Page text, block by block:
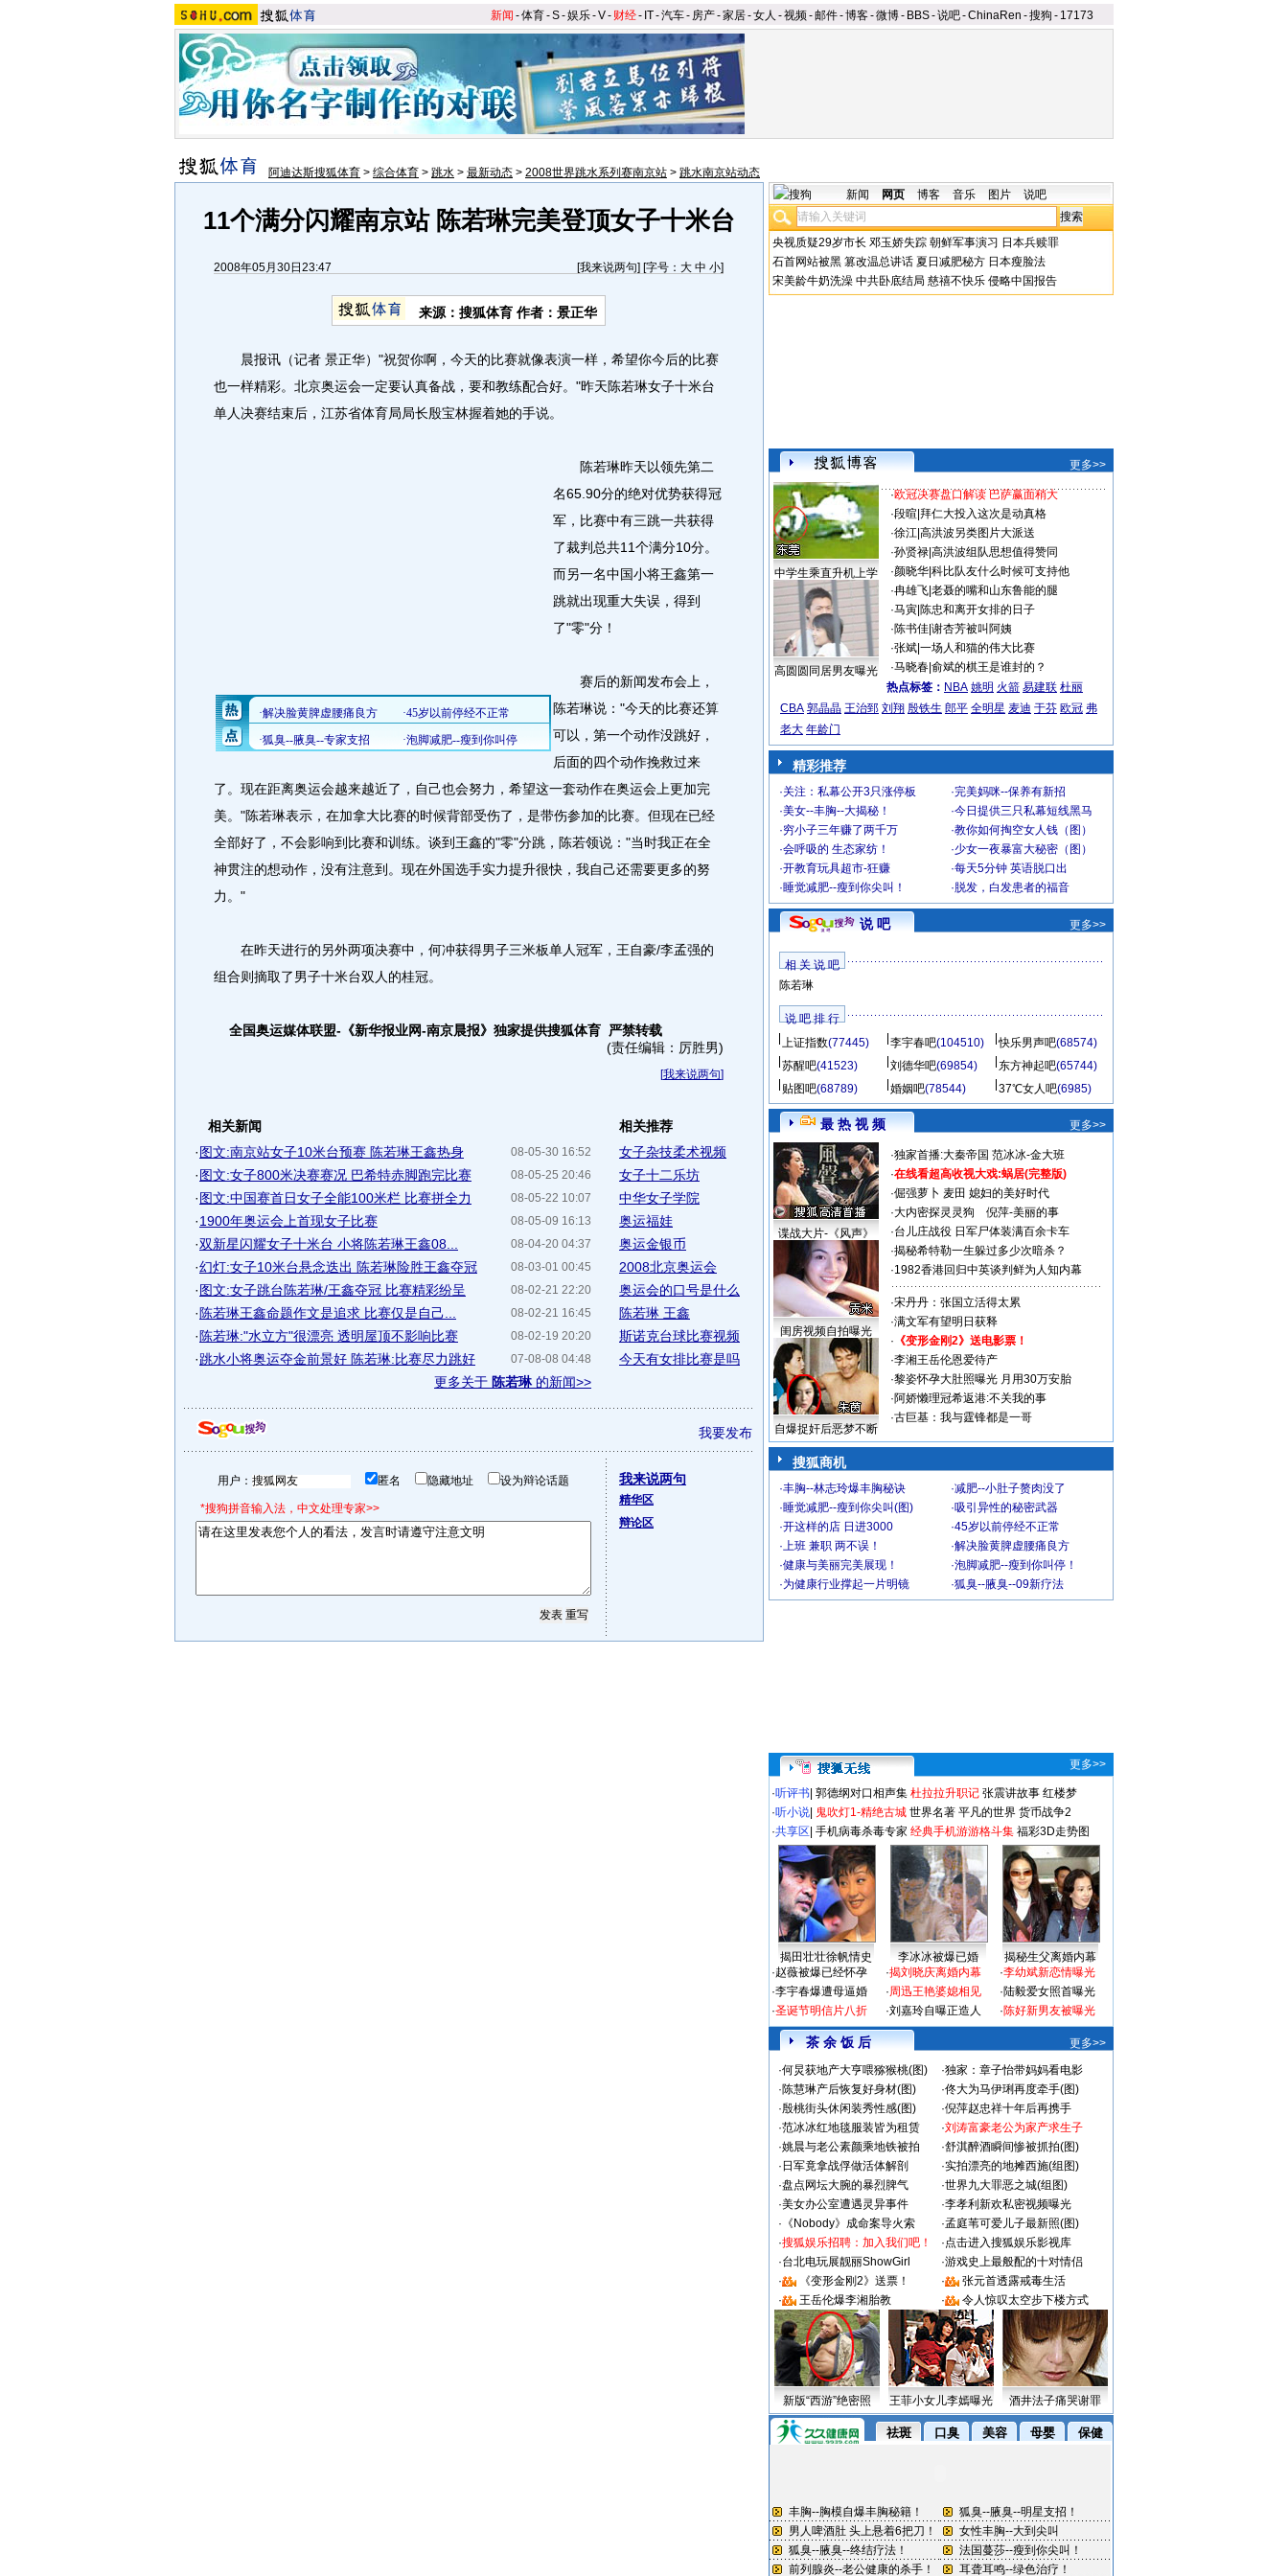
新闻 -体育-S-娱乐-V- 财经- IT-汽车- 房产-家居-女人 -视频-邮件-博客-微博- BBS-说吧-ChinaRen -搜狗 - 17173
阿迪达斯搜狐体育 > 综合体育 > 跳水 > 最新动态 > 2008世界跳水系列赛南京站 > 跳水南京站动态
11个满分闪耀南京站 陈若琳完美登顶女子十米台
2008年05月30日23:47 [我来说两句] [字号： 大 中 小]
来源：搜狐体育 作者：景正华
晨报讯（记者 景正华）"祝贺你啊，今天的比赛就像表演一样，希望你今后的比赛
也一样精彩。北京奥运会一定要认真备战，要和教练配合好。"昨天陈若琳女子十米台
单人决赛结束后，江苏省体育局局长殷宝林握着她的手说。
陈若琳昨天以领先第二
名65.90分的绝对优势获得冠
军，比赛中有三跳一共获得
了裁判总共11个满分10分。
而另一名中国小将王鑫第一
跳就出现重大失误，得到
了"零"分！
赛后的新闻发布会上，
陈若琳说："今天的比赛还算
可以，第一个动作没跳好，
后面的四个动作挽救过来
了。现在距离奥运会越来越近了，自己也会努力，希望这一套动作在奥运会上更加完
美。"陈若琳表示，在加拿大比赛的时候背部受伤了，是带伤参加的比赛。但现在已经
全部好了，不会影响到比赛和训练。谈到王鑫的"零"分跳，陈若领说："当时我正在全
神贯注的想动作，没有注意到。现在外国选手实力提升很快，我自己还需要更多的努
力。"
在昨天进行的另外两项决赛中，何冲获得男子三米板单人冠军，王自豪/李孟强的
组合则摘取了男子十米台双人的桂冠。
全国奥运媒体联盟-《新华报业网-南京晨报》独家提供搜狐体育 严禁转载
(责任编辑：厉胜男)
[我来说两句]
相关新闻
08-05-30 16:52
·图文:南京站女子10米台预赛 陈若琳王鑫热身
08-05-25 20:46
·图文:女子800米决赛赛况 巴希特赤脚跑完比赛
08-05-22 10:07
·图文:中国赛首日女子全能100米栏 比赛拼全力
08-05-09 16:13
·1900年奥运会上首现女子比赛
08-04-20 04:37
·双新星闪耀女子十米台 小将陈若琳王鑫08...
08-03-01 00:45
·幻灯:女子10米台悬念迭出 陈若琳险胜王鑫夺冠
08-02-21 22:20
·图文:女子跳台陈若琳/王鑫夺冠 比赛精彩纷呈
08-02-21 16:45
· 陈若琳王鑫命题作文是追求 比赛仅是自己...
08-02-19 20:20
· 陈若琳:"水立方"很漂亮 透明屋顶不影响比赛
07-08-08 04:48
·跳水小将奥运夺金前景好 陈若琳:比赛尽力跳好
更多关于 陈若琳 的新闻>>
相关推荐
女子杂技柔术视频
女子十二乐坊
中华女子学院
奥运福娃
奥运金银币
2008北京奥运会
奥运会的口号是什么
陈若琳 王鑫
斯诺克台球比赛视频
今天有女排比赛是吗
我要发布
用户： 匿名 隐藏地址 设为辩论话题
*搜狗拼音输入法，中文处理专家>>
我来说两句
精华区
辩论区
新闻 网页 博客 音乐 图片 说吧
央视质疑29岁市长 邓玉娇失踪 朝鲜军事演习 日本兵赎罪
石首网站被黑 篡改温总讲话 夏日减肥秘方 日本瘦脸法
宋美龄牛奶洗澡 中共卧底结局 慈禧不快乐 侵略中国报告
更多>>
中学生乘直升机上学
高圆圆同居男友曝光
·欧冠决赛盘口解读 巴萨赢面稍大
·段暄 拜仁大投入这次是动真格
·徐江| 高洪波另类图片大派送
·孙贤禄| 高洪波组队思想值得赞同
·颜晓华| 科比队友什么时候可支持他
·冉雄飞| 老聂的嘴和山东鲁能的腿
·马寅| 陈忠和离开女排的日子
·陈书佳| 谢杏芳被叫阿姨
·张斌| 一场人和猫的伟大比赛
·马晓春| 俞斌的棋王是谁封的？
热点标签： NBA 姚明 火箭 易建联 杜丽
CBA 郭晶晶 王治郅 刘翔 殷铁生 郎平 全明星 麦迪 于芬 欧冠 弗
老大 年龄门
精彩推荐
·关注：私幕公开3只涨停板 ·完美妈咪--保养有新招
·美女--丰胸--大揭秘！ ·今日提供三只私幕短线黑马
·穷小子三年赚了两千万 ·教你如何掏空女人钱（图）
·会呼吸的 生态家纺！ ·少女一夜暴富大秘密（图）
·开教育玩具超市-狂赚 ·每天5分钟 英语脱口出
·睡觉减肥--瘦到你尖叫！ · 脱发，白发患者的福音
说 吧 更多>>
相 关 说 吧
陈若琳
说 吧 排 行
上证指数(77445) 李宇春吧(104510) 快乐男声吧(68574)
苏醒吧(41523) 刘德华吧(69854) 东方神起吧(65744)
贴图吧(68789) 婚姻吧(78544) 37℃女人吧(6985)
最 热 视 频 更多>>
谍战大片-《风声》
闺房视频自拍曝光
自爆捉奸后恶梦不断
·独家首播:大秦帝国 范冰冰-金大班
·在线看超高收视大戏:蜗居(完整版)
·倔强萝卜 麦田 媳妇的美好时代
·大内密探灵灵狗
倪萍-美丽的事
·台儿庄战役 日军尸体装满百余卡车
·揭秘希特勒一生躲过多少次暗杀？
·1982香港回归中英谈判鲜为人知内幕
·宋丹丹：张国立活得太累
·满文军有望明日获释
· 《变形金刚2》送电影票！
·李湘王岳伦恩爱待产
·黎姿怀孕大肚照曝光 月用30万安胎
·阿娇懒理冠希返港:不关我的事
·古巨基：我与霆锋都是一哥
搜狐商机
·丰胸--林志玲爆丰胸秘诀 ·减肥--小肚子赘肉没了
·睡觉减肥--瘦到你尖叫(图) ·吸引异性的秘密武器
·开这样的店 日进3000 ·45岁以前停经不正常
·上班 兼职 两不误！ ·解决脸黄脾虚腰痛良方
·健康与美丽完美展现！ ·泡脚减肥--瘦到你叫停！
·为健康行业撑起一片明镜 ·狐臭--腋臭--09新疗法
更多>>
·听评书 郭德纲对口相声集 杜拉拉升职记 张震讲故事 红楼梦
·听小说 鬼吹灯1-精绝古城 世界名著 平凡的世界 货币战争2
·共享区 手机病毒杀毒专家 经典手机游游格斗集 福彩3D走势图
揭田壮壮徐帆情史 李冰冰被爆已婚
揭秘生父离婚内幕
·赵薇被爆已经怀孕
·李宇春爆遭母逼婚
·圣诞节明信片八折
·揭刘晓庆离婚内幕
·周迅王艳婆媳相见
·刘嘉玲自曝正造人
·李幼斌新恋情曝光
·陆毅爱女照首曝光
·陈好新男友被曝光
茶 余 饭 后
更多>>
·何炅获地产大亨喂猕猴桃(图) ·独家：章子怡带妈妈看电影
·陈慧琳产后恢复好身材(图) ·佟大为马伊琍再度牵手(图)
·殷桃街头休闲装秀性感(图) ·倪萍赵忠祥十年后再携手
·范冰冰红地毯服装皆为租赁 ·刘涛富豪老公为家产求生子
·姚晨与老公素颜乘地铁被拍 ·舒淇醉酒瞬间惨被抓拍(图)
· 日军竟拿战俘做活体解剖 ·实拍漂亮的地摊西施(组图)
·盘点网坛大腕的暴烈脾气 ·世界九大罪恶之城(组图)
·美女办公室遭遇灵异事件 ·李孝利新欢私密视频曝光
· 《Nobody》成命案导火索 ·孟庭苇可爱儿子最新照(图)
·搜狐娱乐招聘：加入我们吧！ ·点击进入搜狐娱乐影视库
·台北电玩展靓丽ShowGirl ·游戏史上最般配的十对情侣
·
《变形金刚2》送票！ ·
张元首透露戒毒生活
·
王岳伦爆李湘胎教 · 令人惊叹太空步下楼方式
新版“西游”绝密照 王菲小女儿李嫣曝光 酒井法子痛哭谢罪